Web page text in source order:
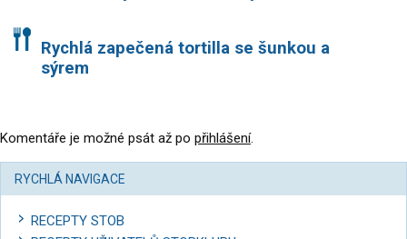
Rychlá zapečená tortilla se šunkou a
sýrem
Komentáře je možné psát až po přihlášení.
RYCHLÁ NAVIGACE
RECEPTY STOB